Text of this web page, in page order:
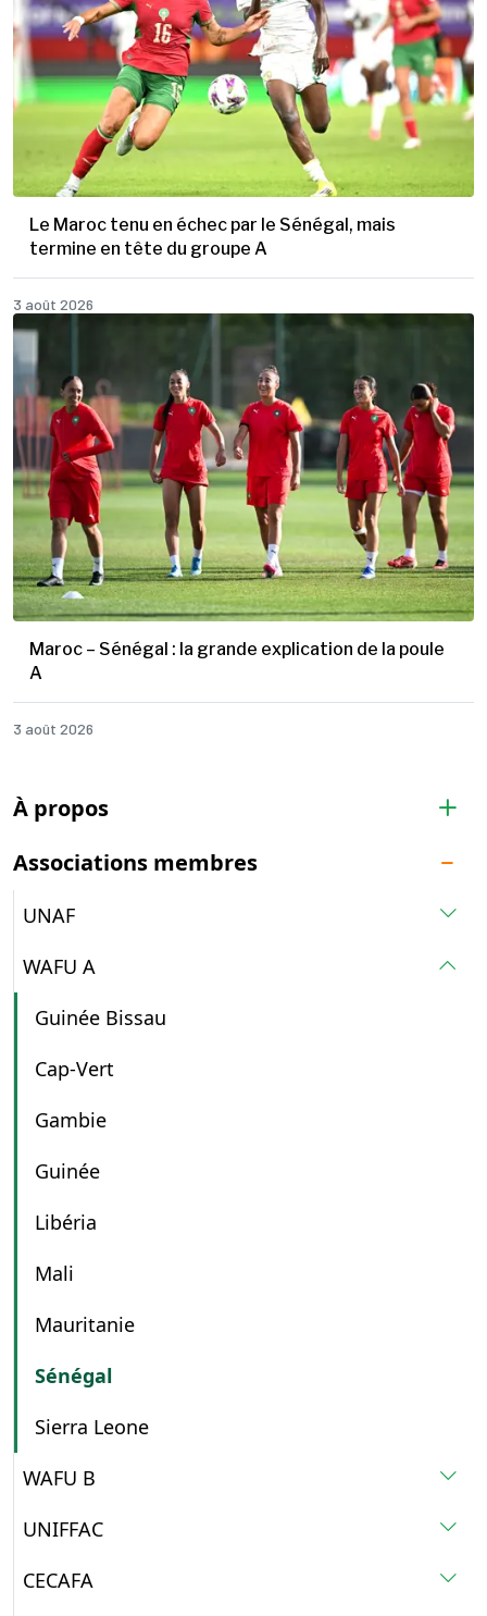
À propos
Associations membres
UNAF
WAFU A
Guinée Bissau
Cap-Vert
Gambie
Guinée
Libéria
Mali
Mauritanie
Sénégal
Sierra Leone
WAFU B
UNIFFAC
CECAFA
Le Maroc tenu en échec par le Sénégal, mais
termine en tête du groupe A
3 août 2026
Maroc – Sénégal : la grande explication de la poule
A
3 août 2026